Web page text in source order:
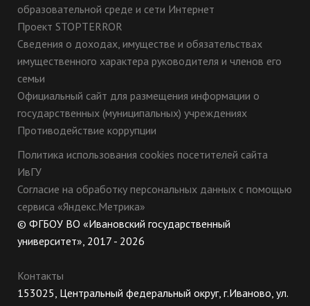
образовательной среде и сети Интернет
Проект STOPTERROR
Сведения о доходах, имуществе и обязательствах
имущественного характера руководителя и членов его
семьи
Официальный сайт для размещения информации о
государственных (муниципальных) учреждениях
Противодействие коррупции
Политика использования cookies посетителей сайта
ИвГУ
Согласие на обработку персональных данных с помощью
сервиса «Яндекс.Метрика»
© ФГБОУ ВО «Ивановский государственный
университет», 2017 - 2026
Контакты
153025, Центральный федеральный округ, г.Иваново, ул.